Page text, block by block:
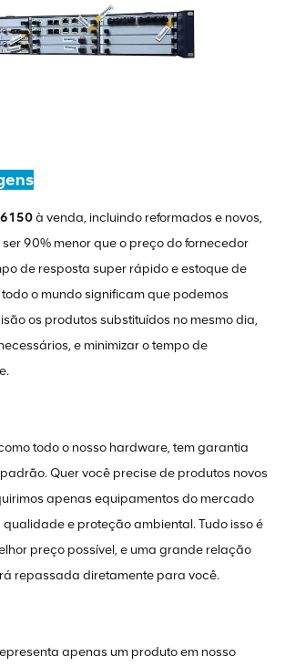
6150à venda, incluindo reformados e novos,
90% menor que o preço do fornecedor
de resposta super rápido e estoque de
o mundo significam que podemos
os produtos substituídos no mesmo dia,
e minimizar o tempo de
todo o nosso hardware, tem garantia
Quer você precise de produtos novos
apenas equipamentos do mercado
e proteção ambiental. Tudo isso é
preço possível, e uma grande relação
repassada diretamente para você.
apenas um produto em nosso